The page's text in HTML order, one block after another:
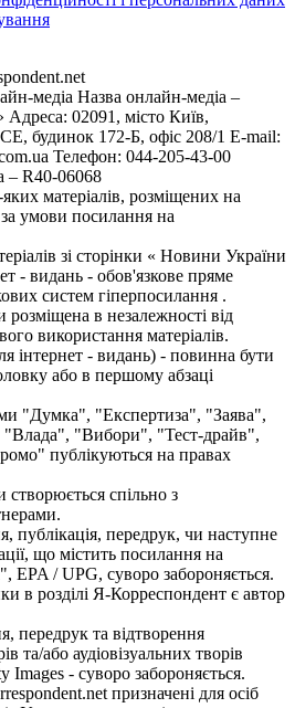
медіа Назва онлайн-медіа –
Адреса: 02091, місто Київ,
172-Б, офіс 208/1 E-mail:
Телефон: 044-205-43-00
– R40-06068
матеріалів, розміщених на
за умови посилання на
зі сторінки « Новини України
- видань - обов'язкове пряме
систем гіперпосилання .
в незалежності від
використання матеріалів.
інтернет - видань) - повинна бути
або в першому абзаці
"Думка", "Експертиза", "Заява",
"Влада", "Вибори", "Тест-драйв",
публікуються на правах
створюється спільно з
публікація, передрук, чи наступне
що містить посилання на
EPA / UPG, суворо забороняється.
в розділі Я-Корреспондент є автор
передрук та відтворення
та/або аудіовізуальних творів
Images - суворо забороняється.
призначені для осіб